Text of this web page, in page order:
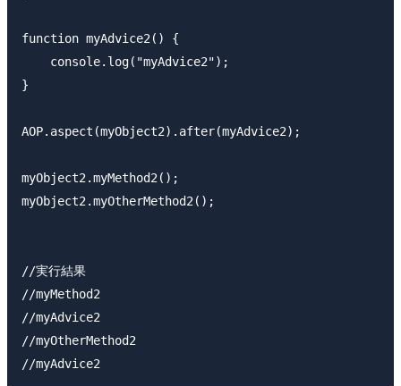
function myAdvice2() {
    console.log("myAdvice2");
}
AOP.aspect(myObject2).after(myAdvice2);
myObject2.myMethod2();
myObject2.myOtherMethod2();
//実行結果
//myMethod2
//myAdvice2
//myOtherMethod2